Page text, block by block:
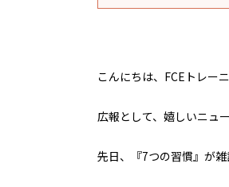
こんにちは、 FCEトレー
広報として、 嬉しいニュ
先日、『7つの習慣』が